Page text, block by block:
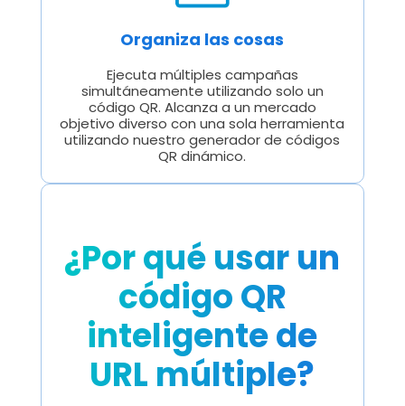
Organiza las cosas
Ejecuta múltiples campañas
simultáneamente utilizando solo un
código QR. Alcanza a un mercado
objetivo diverso con una sola herramienta
utilizando nuestro generador de códigos
QR dinámico.
¿Por qué usar un
código QR
inteligente de
URL múltiple?